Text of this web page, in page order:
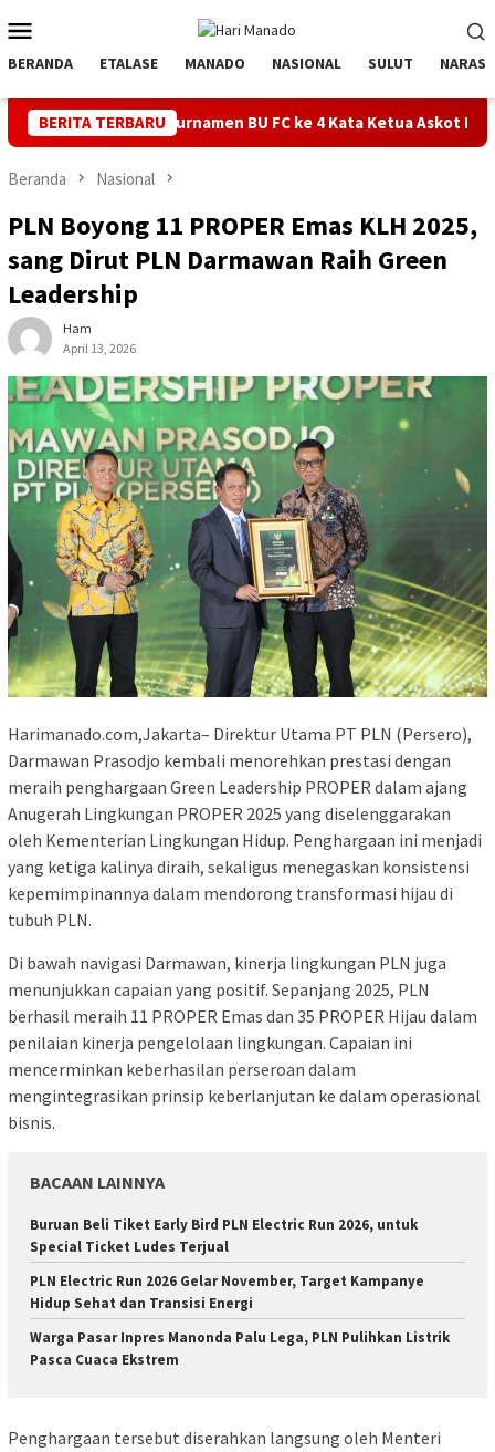
ke
kontenMobile
BERANDA ETALASE MANADO NASIONAL SULUT NARASI
BERITA TERBARU
BU FC ke 4 Kata Ketua Askot Manado Makin Inovatif,
Beranda Nasional
PLN Boyong 11 PROPER Emas KLH 2025,
sang Dirut PLN Darmawan Raih Green
Leadership
Ham
April 13, 2026
Harimanado.com,Jakarta– Direktur Utama PT PLN (Persero),
Darmawan Prasodjo kembali menorehkan prestasi dengan
meraih penghargaan Green Leadership PROPER dalam ajang
Anugerah Lingkungan PROPER 2025 yang diselenggarakan
oleh Kementerian Lingkungan Hidup. Penghargaan ini menjadi
yang ketiga kalinya diraih, sekaligus menegaskan konsistensi
kepemimpinannya dalam mendorong transformasi hijau di
tubuh PLN.
Di bawah navigasi Darmawan, kinerja lingkungan PLN juga
menunjukkan capaian yang positif. Sepanjang 2025, PLN
berhasil meraih 11 PROPER Emas dan 35 PROPER Hijau dalam
penilaian kinerja pengelolaan lingkungan. Capaian ini
mencerminkan keberhasilan perseroan dalam
mengintegrasikan prinsip keberlanjutan ke dalam operasional
bisnis.
BACAAN LAINNYA
Buruan Beli Tiket Early Bird PLN Electric Run 2026, untuk
Special Ticket Ludes Terjual
PLN Electric Run 2026 Gelar November, Target Kampanye
Hidup Sehat dan Transisi Energi
Warga Pasar Inpres Manonda Palu Lega, PLN Pulihkan Listrik
Pasca Cuaca Ekstrem
Penghargaan tersebut diserahkan langsung oleh Menteri